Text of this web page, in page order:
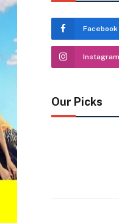
Facebook
Instagram
Our Picks